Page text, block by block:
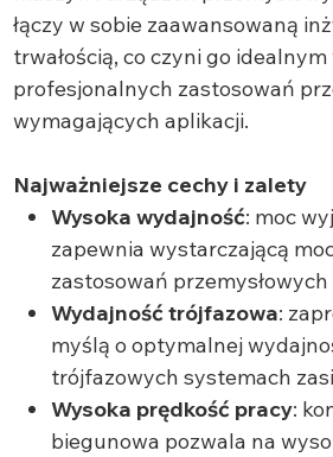
łączy w sobie zaawansowaną
trwałością, co czyni go
profesjonalnych zastosowań
wymagających aplikacji.
Najważniejsze cechy i zalety
Wysoka wydajność: moc
zapewnia wystarczającą
zastosowań przemysłowych
Wydajność trójfazowa:
myślą o optymalnej
trójfazowych systemach
Wysoka prędkość pracy:
biegunowa pozwala na